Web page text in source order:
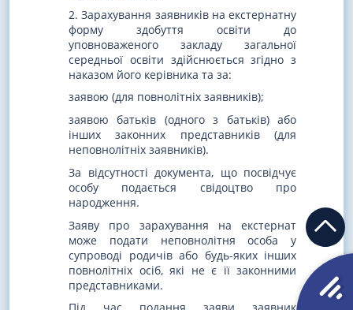
2. Зарахування заявників на екстернатну
форму здобуття освіти до
уповноваженого закладу загальної
середньої освіти здійснюється згідно з
наказом його керівника та за:
заявою (для повнолітніх заявників);
заявою батьків (одного з батьків) або
інших законних представників (для
неповнолітніх заявників).
За відсутності документа, що посвідчує
особу подається свідоцтво про
народження.
Заяву про зарахування на екстернат
може подати неповнолітня особа у
супроводі родичів або будь-яких інших
повнолітніх осіб, які не є її законними
представниками.